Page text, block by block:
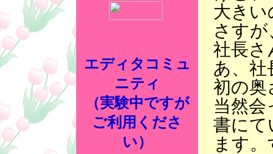
エディタコミュ
ニティ
（実験中ですが
ご利用くださ
い）
大き
さす
社長さ
あ、社
初の奥
当然会
書にて
ます